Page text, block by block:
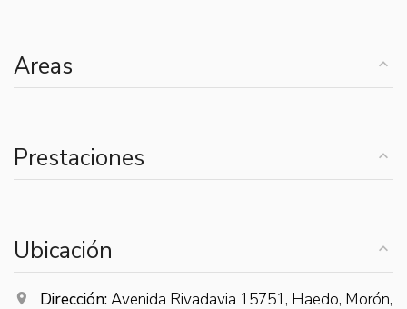
Areas
Prestaciones
Ubicación
Dirección:Avenida Rivadavia 15751, Haedo, Morón,